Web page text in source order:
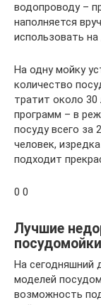
водопроводу –
наполняется
использовать
На одну мойку
количество
тратит около
программ – в
посуду всего
человек,
подходит
0 0
Лучшие
На сегодняшний
моделей
возможность